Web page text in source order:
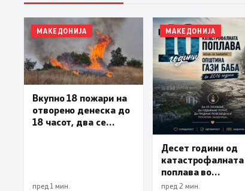
МАКЕДОНИЈА
Вкупно 18 пожари на
отворено денеска до
18 часот, два се
пред 1 мин.
МАКЕДОНИЈА
Десет години од
катастрофалната
поплава во
населените места
пред 2 мин.